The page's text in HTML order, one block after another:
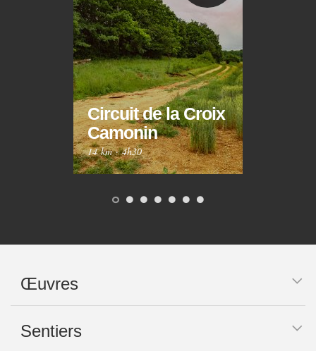
Circuit de la Croix
Camonin
14 km·4h30
Œuvres
Sentiers